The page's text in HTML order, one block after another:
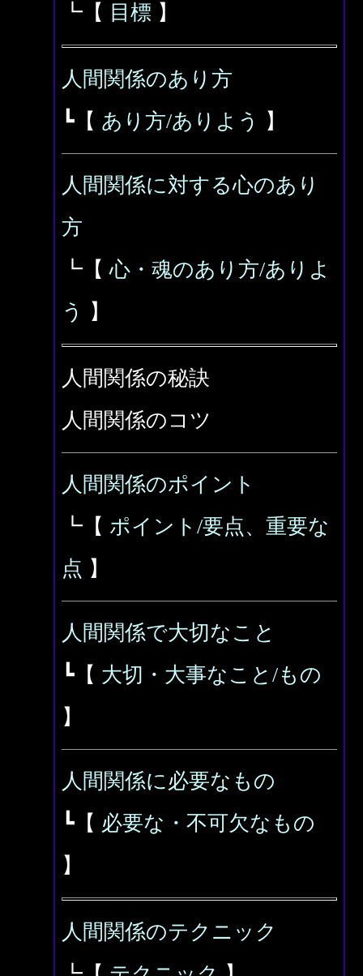
┗【 目標 】
人間関係のあり方
┗【 あり方/ありよう 】
人間関係に対する心のあり
方
┗【心・魂のあり方/ありよ
う
】
人間関係の秘訣
人間関係のコツ
人間関係のポイント
┗【 ポイント/要点、重要な
点 】
人間関係で大切なこと
┗【 大切・大事なこと/もの
】
人間関係に必要なもの
┗【 必要な・不可欠なもの
】
人間関係のテクニック